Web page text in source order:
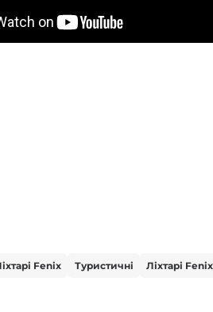
Fenix Туристичні Ліхтарі Fenix